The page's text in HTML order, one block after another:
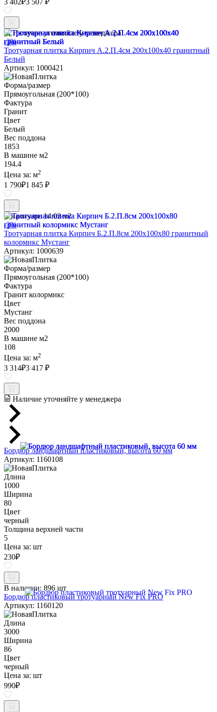
Наличие уточняйте у менеджера
-3%
Тротуарная плитка Кирпич А.2.П.4см 200х100х40 гранитный
Белый
Артикул: 1000421
Форма/размер
Прямоугольная (200*100)
Фактура
Гранит
Цвет
Белый
Вес поддона
1853
В машине м2
194.4
Цена за: м2
1 790₽1 845 ₽
В наличии: 14.02 м2
-3%
Тротуарная плитка Кирпич Б.2.П.8см 200х100х80 гранитный
колормикс Мустанг
Артикул: 1000639
Форма/размер
Прямоугольная (200*100)
Фактура
Гранит колормикс
Цвет
Мустанг
Вес поддона
2000
В машине м2
108
Цена за: м2
3 314₽3 417 ₽
Наличие уточняйте у менеджера
Бордюр ландшафтный пластиковый, высота 60 мм
Артикул: 1160108
Длина
1000
Ширина
80
Цвет
черный
Толщина верхней части
5
Цена за: шт
230₽
В наличии: 896 шт
Бордюр пластиковый тротуарный New Fix PRO
Артикул: 1160120
Длина
3000
Ширина
86
Цвет
черный
Цена за: шт
990₽